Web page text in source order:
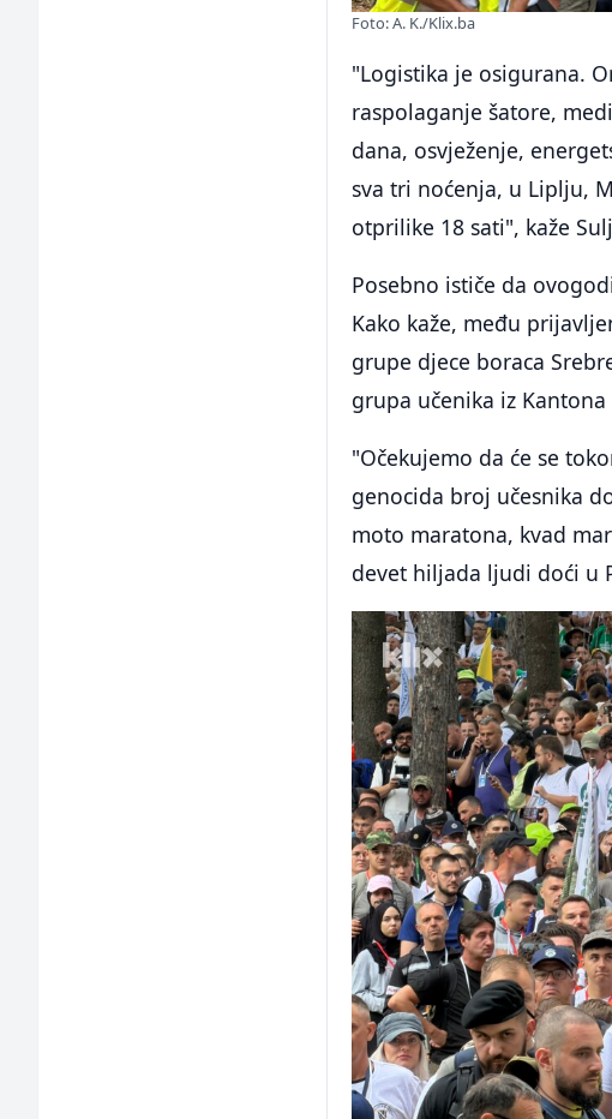
Foto: A. K./Klix.ba
"Logistika je osigurana.
raspolaganje šatore,
dana, osvježenje,
sva tri noćenja, u Liplju,
otprilike 18 sati", kaže
Posebno ističe da
Kako kaže, među
grupe djece boraca
grupa učenika iz Kantona
"Očekujemo da će se
genocida broj učesnika
moto maratona, kvad
devet hiljada ljudi doći u